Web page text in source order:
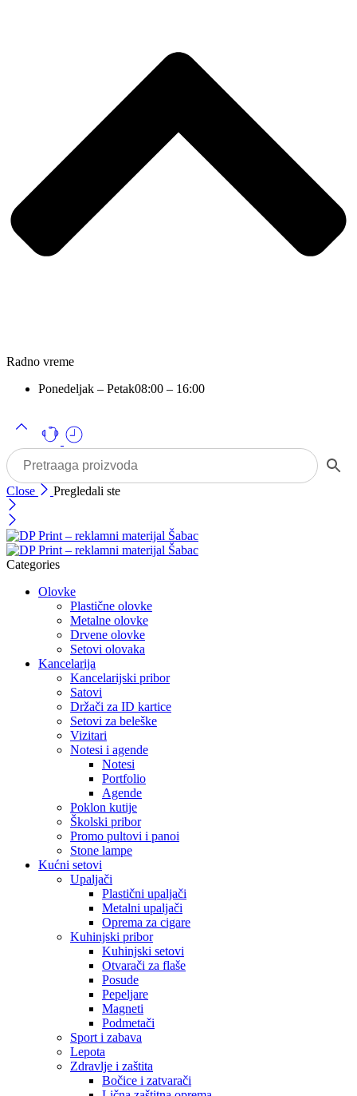
Radno vreme
Ponedeljak – Petak08:00 – 16:00
Close Pregledali ste
Categories
Olovke
Plastične olovke
Metalne olovke
Drvene olovke
Setovi olovaka
Kancelarija
Kancelarijski pribor
Satovi
Držači za ID kartice
Setovi za beleške
Vizitari
Notesi i agende
Notesi
Portfolio
Agende
Poklon kutije
Školski pribor
Promo pultovi i panoi
Stone lampe
Kućni setovi
Upaljači
Plastični upaljači
Metalni upaljači
Oprema za cigare
Kuhinjski pribor
Kuhinjski setovi
Otvarači za flaše
Posude
Pepeljare
Magneti
Podmetači
Sport i zabava
Lepota
Zdravlje i zaštita
Bočice i zatvarači